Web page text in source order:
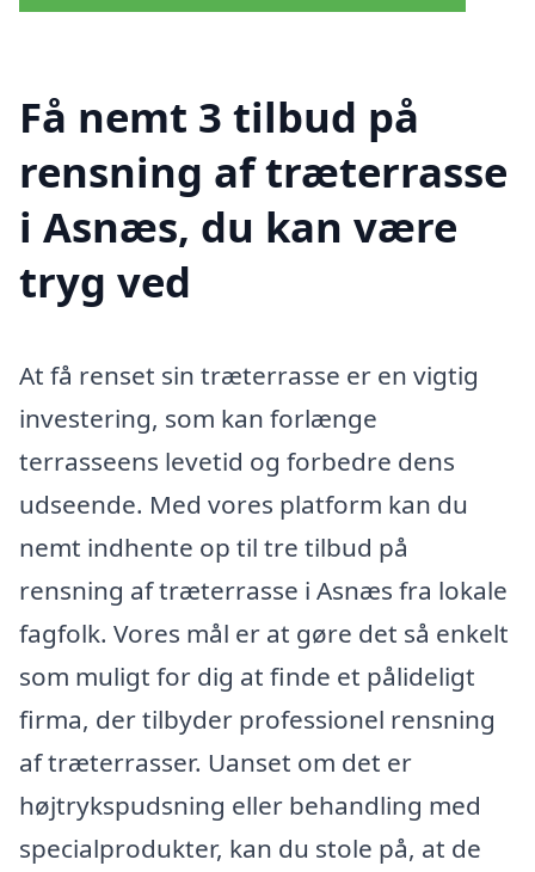
Få nemt 3 tilbud på
rensning af træterrasse
i Asnæs, du kan være
tryg ved
At få renset sin træterrasse er en vigtig
investering, som kan forlænge
terrasseens levetid og forbedre dens
udseende. Med vores platform kan du
nemt indhente op til tre tilbud på
rensning af træterrasse i Asnæs fra lokale
fagfolk. Vores mål er at gøre det så enkelt
som muligt for dig at finde et pålideligt
firma, der tilbyder professionel rensning
af træterrasser. Uanset om det er
højtrykspudsning eller behandling med
specialprodukter, kan du stole på, at de